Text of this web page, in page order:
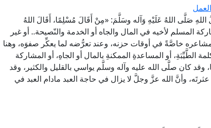
صَلَّى اللهُ عَلَيْهِ وَآله وسَلَّمَ: «مِنْ أَقَالَ مُسْلِمًا، أَقَالَ اللهُ
المسلم لأخيه في المال والجاه أو الخدمة والنّصيحة.. أو غير
خاصَّةً في أوقات حزنه، وعند تعرُّضه لما يعكِّر صفوَه، وهنا
الطَّيِّبَةِ، أو المساعدةِ الممكنةِ بالمال أو الجاهِ، أو المشاركة
وقد كان صلَّى الله عليه وآله وسلَّم يواسي بالقليل والكثير، وقد
وأنَّ الله عزَّ وجلَّ لا يزال في حاجة العبد مادام العبد في